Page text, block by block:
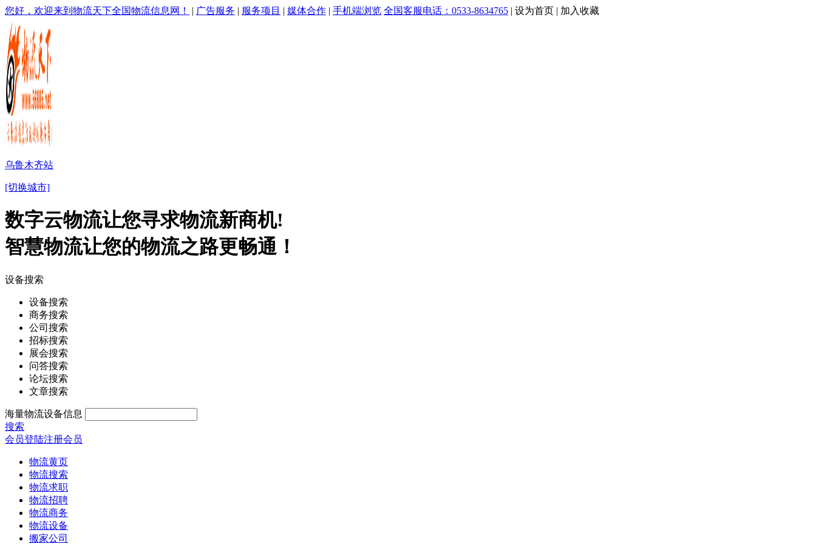
您好，欢迎来到物流天下全国物流信息网！ | 广告服务 | 服务项目 | 媒体合作 | 手机端浏览 全国客服电话：0533-8634765 | 设为首页 | 加入收藏
乌鲁木齐站
[切换城市]
数字云物流让您寻求物流新商机!
智慧物流让您的物流之路更畅通！
设备搜索
设备搜索
商务搜索
公司搜索
招标搜索
展会搜索
问答搜索
论坛搜索
文章搜索
海量物流设备信息
搜索
会员登陆注册会员
物流黄页
物流搜索
物流求职
物流招聘
物流商务
物流设备
搬家公司